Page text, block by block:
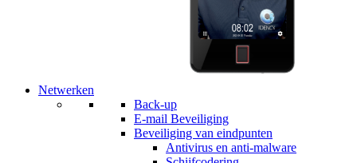
Netwerken
Back-up
E-mail Beveiliging
Beveiliging van eindpunten
Antivirus en anti-malware